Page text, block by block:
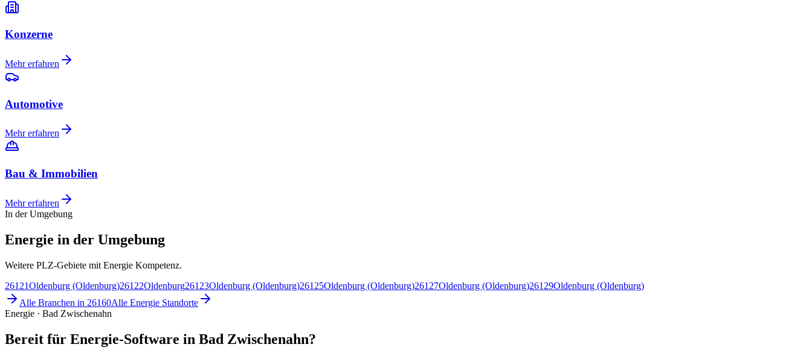
Konzerne
Mehr erfahren
Automotive
Mehr erfahren
Bau & Immobilien
Mehr erfahren
In der Umgebung
Energie in der Umgebung
Weitere PLZ-Gebiete mit Energie Kompetenz.
26121Oldenburg (Oldenburg)26122Oldenburg26123Oldenburg (Oldenburg)26125Oldenburg (Oldenburg)26127Oldenburg (Oldenburg)26129Oldenburg (Oldenburg)
Alle Branchen in 26160Alle Energie Standorte
Energie · Bad Zwischenahn
Bereit für Energie-Software in Bad Zwischenahn?